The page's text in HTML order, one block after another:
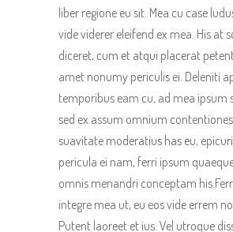
liber regione eu sit. Mea cu case
vide viderer eleifend ex mea. His at
diceret, cum et atqui placerat
amet nonumy periculis ei. Deleniti
temporibus eam cu, ad mea ipsum
sed ex assum omnium
suavitate moderatius has eu,
pericula ei nam, ferri ipsum
omnis menandri conceptam
integre mea ut, eu eos vide errem
Putent laoreet et ius. Vel utroque